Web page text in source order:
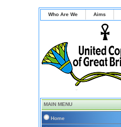
Who Are We Aims
MAIN MENU
Home